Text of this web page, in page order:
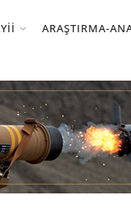
ARAŞTIRMA-